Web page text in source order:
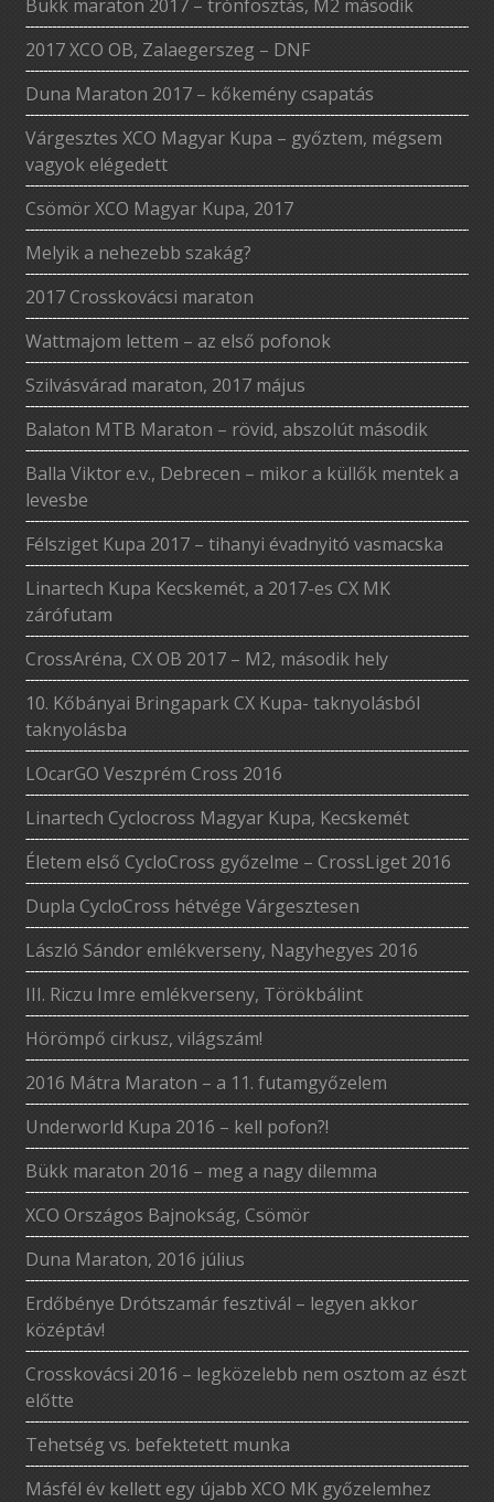
Bükk maraton 2017 – trónfosztás, M2 második
2017 XCO OB, Zalaegerszeg – DNF
Duna Maraton 2017 – kőkemény csapatás
Várgesztes XCO Magyar Kupa – győztem, mégsem
vagyok elégedett
Csömör XCO Magyar Kupa, 2017
Melyik a nehezebb szakág?
2017 Crosskovácsi maraton
Wattmajom lettem – az első pofonok
Szilvásvárad maraton, 2017 május
Balaton MTB Maraton – rövid, abszolút második
Balla Viktor e.v., Debrecen – mikor a küllők mentek a
levesbe
Félsziget Kupa 2017 – tihanyi évadnyitó vasmacska
Linartech Kupa Kecskemét, a 2017-es CX MK
zárófutam
CrossAréna, CX OB 2017 – M2, második hely
10. Kőbányai Bringapark CX Kupa- taknyolásból
taknyolásba
LOcarGO Veszprém Cross 2016
Linartech Cyclocross Magyar Kupa, Kecskemét
Életem első CycloCross győzelme – CrossLiget 2016
Dupla CycloCross hétvége Várgesztesen
László Sándor emlékverseny, Nagyhegyes 2016
III. Riczu Imre emlékverseny, Törökbálint
Hörömpő cirkusz, világszám!
2016 Mátra Maraton – a 11. futamgyőzelem
Underworld Kupa 2016 – kell pofon?!
Bükk maraton 2016 – meg a nagy dilemma
XCO Országos Bajnokság, Csömör
Duna Maraton, 2016 július
Erdőbénye Drótszamár fesztivál – legyen akkor
középtáv!
Crosskovácsi 2016 – legközelebb nem osztom az észt
előtte
Tehetség vs. befektetett munka
Másfél év kellett egy újabb XCO MK győzelemhez